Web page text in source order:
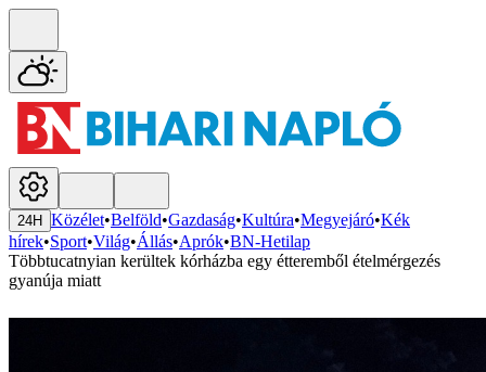
24H Közélet•Belföld•Gazdaság•Kultúra•Megyejáró•Kék
hírek•Sport•Világ•Állás•Aprók•BN-Hetilap
Többtucatnyian kerültek kórházba egy étteremből ételmérgezés
gyanúja miatt